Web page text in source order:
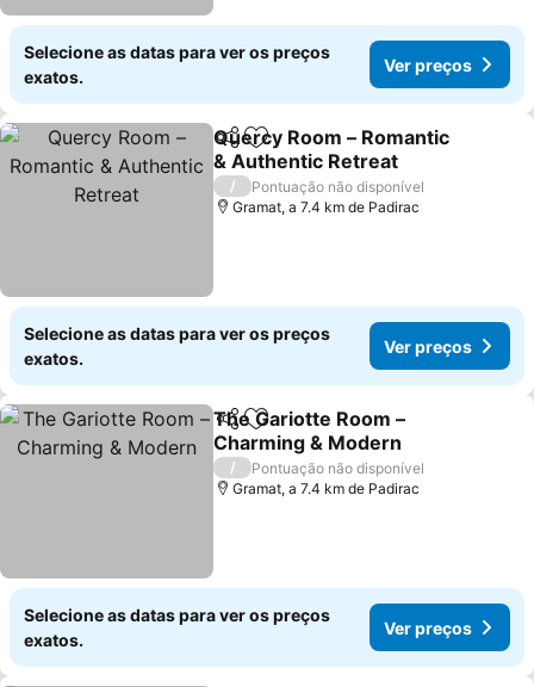
Selecione as datas para ver os preços
exatos.
Ver preços
PartilharAdicionar aos favoritos
Quercy Room – Romantic
& Authentic Retreat
/
Pontuação não disponível
Gramat, a 7.4 km de Padirac
Selecione as datas para ver os preços
exatos.
Ver preços
PartilharAdicionar aos favoritos
The Gariotte Room –
Charming & Modern
/
Pontuação não disponível
Gramat, a 7.4 km de Padirac
Selecione as datas para ver os preços
exatos.
Ver preços